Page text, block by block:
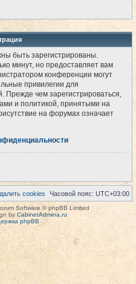
быть зарегистрированы.
минут, но предоставляет вам
конференции могут
привилегии для
Прежде чем зарегистрироваться,
и политикой, принятыми на
на форумах означает
Часовой пояс: UTC+03:00
cookies
Software © phpBB Limited
by CabinetAdmina.ru
phpBB